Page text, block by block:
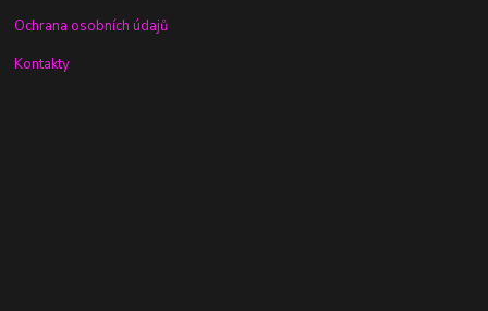
Ochrana osobních údajů
Kontakty